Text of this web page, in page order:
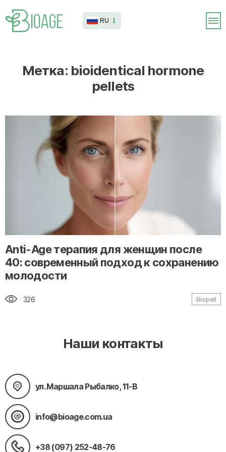
RU
Метка: bioidentical hormone
pellets
" alt="loading" class="img-responsive"/>
Anti-Age терапия для женщин после
40: современный подход к сохранению
молодости
326 Biopell
Наши контакты
ул. Маршала Рыбалко, 11-В
info@bioage.com.ua
+38 (097) 252-48-76